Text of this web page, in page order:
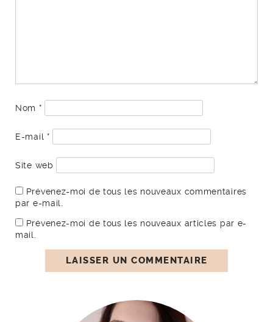
Nom *
E-mail *
Site web
Prévenez-moi de tous les nouveaux commentaires
par e-mail.
Prévenez-moi de tous les nouveaux articles par e-
mail.